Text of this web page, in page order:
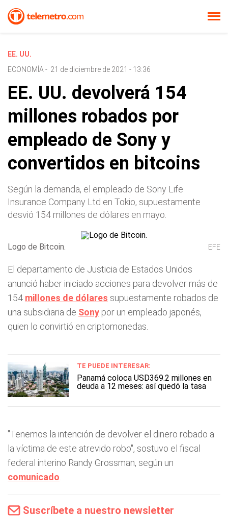
EE. UU.
ECONOMÍA - 21 de diciembre de 2021 - 13:36
EE. UU. devolverá 154
millones robados por
empleado de Sony y
convertidos en bitcoins
Según la demanda, el empleado de Sony Life
Insurance Company Ltd en Tokio, supuestamente
desvió 154 millones de dólares en mayo.
Logo de Bitcoin. EFE
El departamento de Justicia de Estados Unidos
anunció haber iniciado acciones para devolver más de
154 millones de dólares supuestamente robados de
una subsidiaria de Sony por un empleado japonés,
quien lo convirtió en criptomonedas.
TE PUEDE INTERESAR:
Panamá coloca USD369.2 millones en
deuda a 12 meses: así quedó la tasa
"Tenemos la intención de devolver el dinero robado a
la víctima de este atrevido robo", sostuvo el fiscal
federal interino Randy Grossman, según un
comunicado
Suscríbete a nuestro newsletter